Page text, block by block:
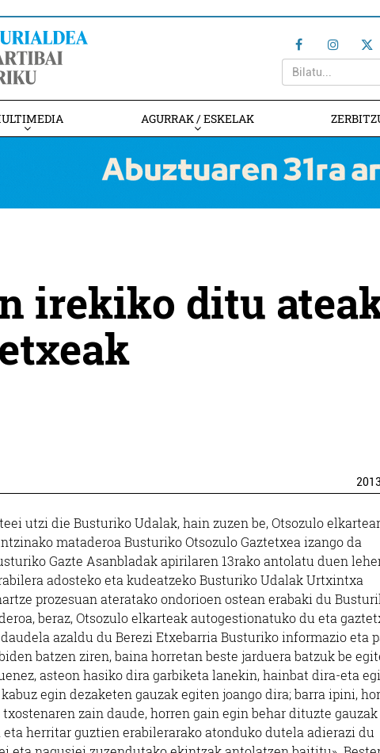
AGURRAK / ESKELAK
irekiko ditu
2013
utzi die Busturiko Udalak, hain zuzen be, Otsozulo
mataderoa Busturiko Otsozulo Gaztetxea izango da
Gazte Asanbladak apirilaren 13rako antolatu duen
adosteko eta kudeatzeko Busturiko Udalak Urtxintxa
prozesuan ateratako ondorioen ostean erabaki du
beraz, Otsozulo elkarteak autogestionatuko du eta
azaldu du Berezi Etxebarria Busturiko informazio eta
batzen ziren, baina horretan beste jarduera batzuk be
asteon hasiko dira garbiketa lanekin, hainbat dira-eta
egin dezaketen gauzak egiten joango dira; barra ipini,
zain daude, horren gain egin behar dituzte gauzak
herritar guztien erabilerarako atonduko dutela adierazi du